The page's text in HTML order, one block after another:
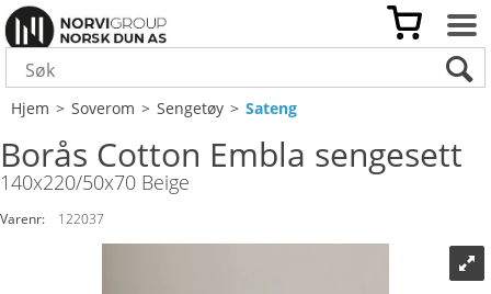
Hjem>Soverom>Sengetøy>Sateng
Borås Cotton Embla sengesett
140x220/50x70 Beige
Varenr: 122037